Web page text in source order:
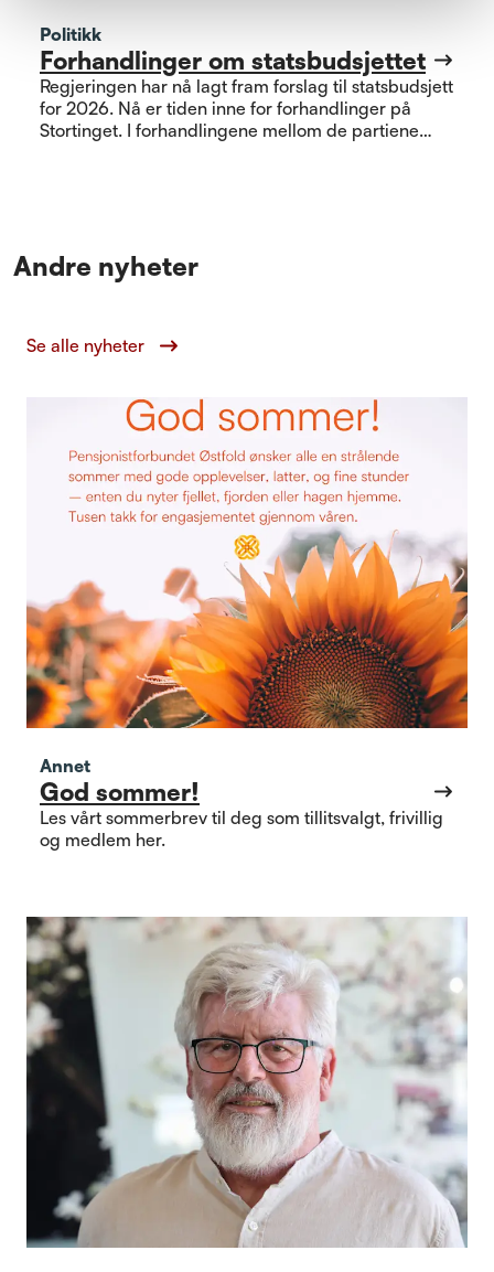
Politikk
Forhandlinger om statsbudsjettet
Regjeringen har nå lagt fram forslag til statsbudsjett
for 2026. Nå er tiden inne for forhandlinger på
Stortinget. I forhandlingene mellom de partiene
Andre nyheter
Se alle nyheter
Annet
God sommer!
Les vårt sommerbrev til deg som tillitsvalgt, frivillig
og medlem her.